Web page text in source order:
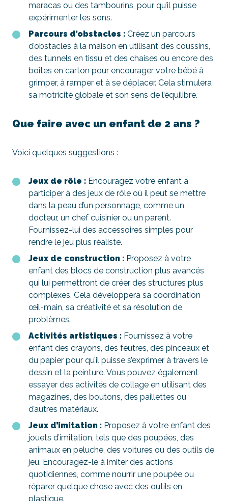
maracas ou des tambourins, pour qu’il puisse
expérimenter les sons.
Parcours d’obstacles : Créez un parcours
d’obstacles à la maison en utilisant des coussins,
des tunnels en tissu et des chaises ou encore des
boîtes en carton pour encourager votre bébé à
grimper, à ramper et à se déplacer. Cela stimulera
sa motricité globale et son sens de l’équilibre.
Que faire avec un enfant de 2 ans ?
Voici quelques suggestions :
Jeux de rôle : Encouragez votre enfant à
participer à des jeux de rôle où il peut se mettre
dans la peau d’un personnage, comme un
docteur, un chef cuisinier ou un parent.
Fournissez-lui des accessoires simples pour
rendre le jeu plus réaliste.
Jeux de construction : Proposez à votre
enfant des blocs de construction plus avancés
qui lui permettront de créer des structures plus
complexes. Cela développera sa coordination
œil-main, sa créativité et sa résolution de
problèmes.
Activités artistiques : Fournissez à votre
enfant des crayons, des feutres, des pinceaux et
du papier pour qu’il puisse s’exprimer à travers le
dessin et la peinture. Vous pouvez également
essayer des activités de collage en utilisant des
magazines, des boutons, des paillettes ou
d’autres matériaux.
Jeux d’imitation : Proposez à votre enfant des
jouets d’imitation, tels que des poupées, des
animaux en peluche, des voitures ou des outils de
jeu. Encouragez-le à imiter des actions
quotidiennes, comme nourrir une poupée ou
réparer quelque chose avec des outils en
plastique.